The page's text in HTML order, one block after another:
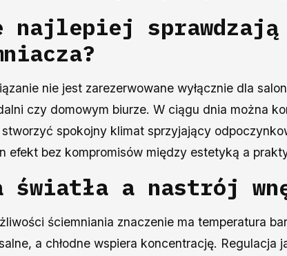
najlepiej
?
nie jest zarezerwowane wyłącznie dla
czy domowym biurze. W ciągu dnia można
spokojny klimat sprzyjający
efekt bez kompromisów między estetyką a
światła a nastrój
ściemniania znaczenie ma temperatura
a chłodne wspiera koncentrację. Regulacja